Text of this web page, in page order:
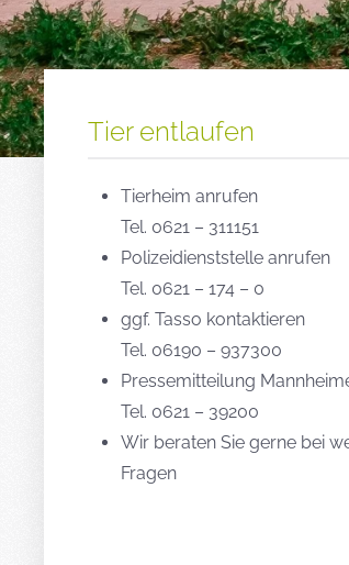
Tier entlaufen
Tierheim anrufen
Tel. 0621 – 311151
Polizeidienststelle anrufen
Tel. 0621 – 174 – 0
ggf. Tasso kontaktieren
Tel. 06190 – 937300
Pressemitteilung
Tel. 0621 – 39200
Wir beraten Sie gerne bei
Fragen